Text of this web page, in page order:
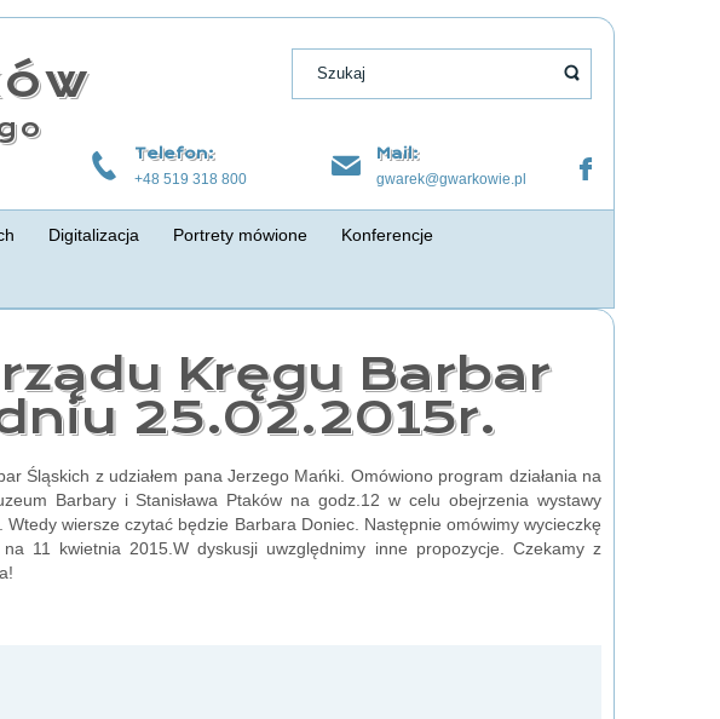
Telefon:
+48 519 318 800
Mail:
gwarek@gwarkowie.pl
Digitalizacja Portrety mówione Konferencje
Kręgu Barbar
25.02.2015r.
Śląskich z udziałem pana Jerzego Mańki. Omówiono program działania na
Barbary i Stanisława Ptaków na godz.12 w celu obejrzenia wystawy
wiersze czytać będzie Barbara Doniec. Następnie omówimy wycieczkę
11 kwietnia 2015.W dyskusji uwzględnimy inne propozycje. Czekamy z